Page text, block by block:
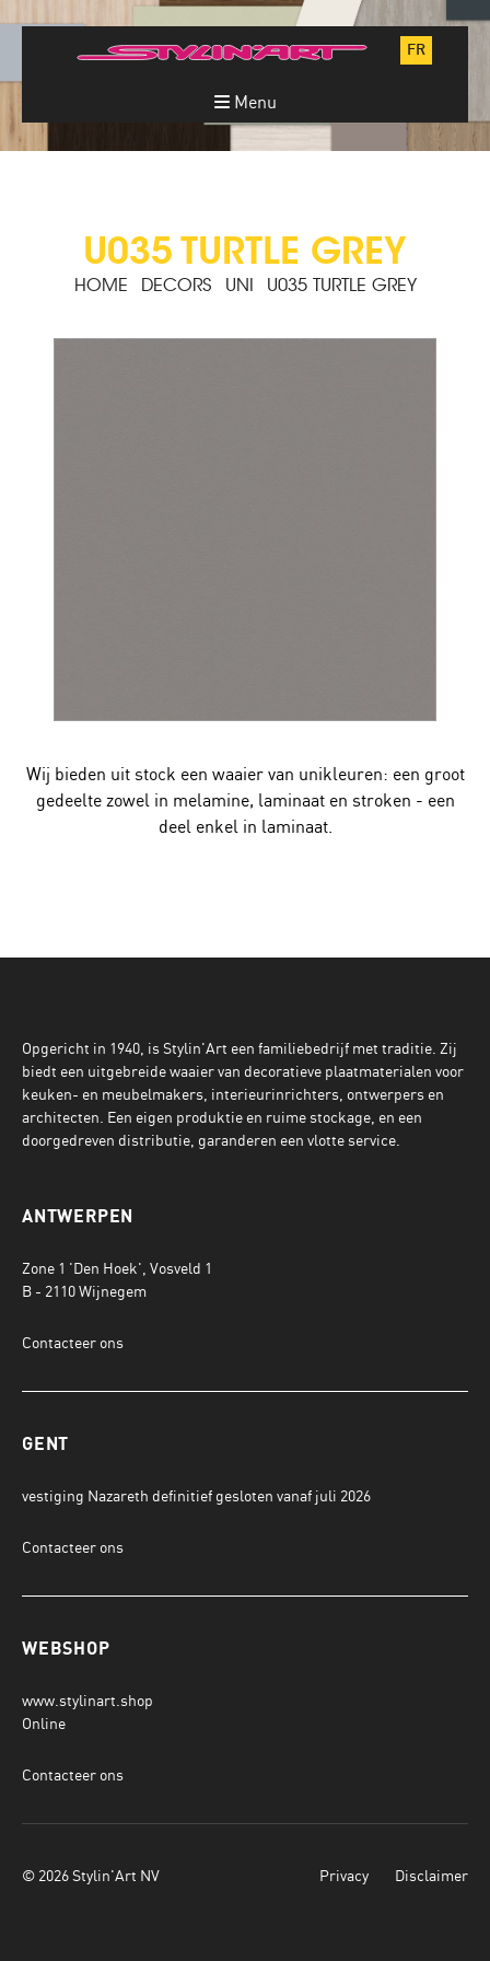
FR
Menu
U035 TURTLE GREY
HOME DECORS UNI U035 TURTLE GREY
Wij bieden uit stock een waaier van unikleuren: een groot
gedeelte zowel in melamine, laminaat en stroken - een
deel enkel in laminaat.
Opgericht in 1940, is Stylin'Art een familiebedrijf met traditie. Zij
biedt een uitgebreide waaier van decoratieve plaatmaterialen voor
keuken- en meubelmakers, interieurinrichters, ontwerpers en
architecten. Een eigen produktie en ruime stockage, en een
doorgedreven distributie, garanderen een vlotte service.
ANTWERPEN
Zone 1 'Den Hoek', Vosveld 1
B - 2110 Wijnegem
Contacteer ons
GENT
vestiging Nazareth definitief gesloten vanaf juli 2026
Contacteer ons
WEBSHOP
www.stylinart.shop
Online
Contacteer ons
© 2026 Stylin'Art NV Privacy Disclaimer